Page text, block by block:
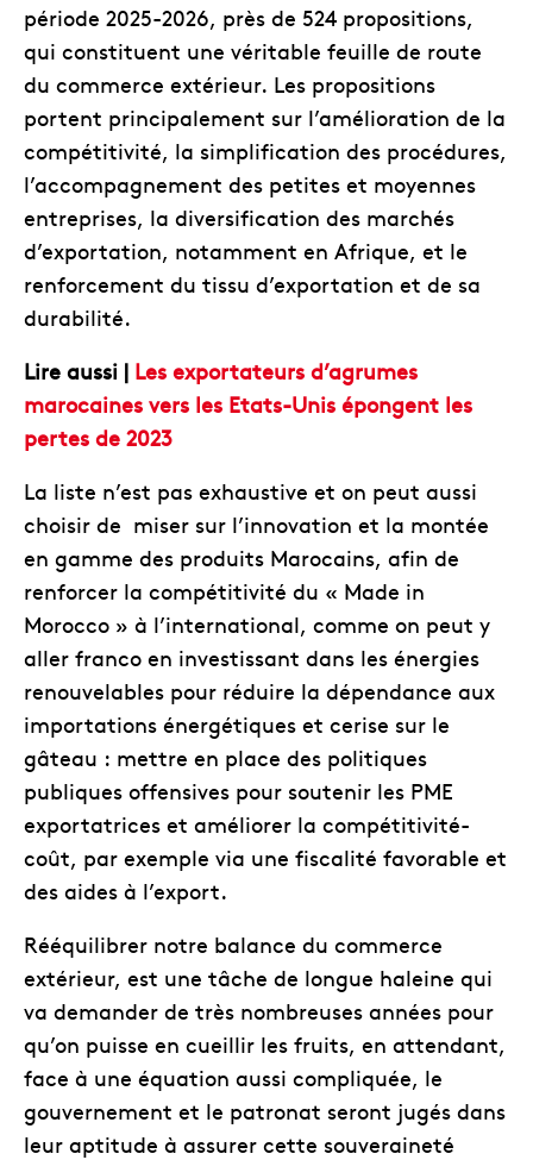
période 2025-2026, près de 524 propositions,
qui constituent une véritable feuille de route
du commerce extérieur. Les propositions
portent principalement sur l’amélioration de la
compétitivité, la simplification des procédures,
l’accompagnement des petites et moyennes
entreprises, la diversification des marchés
d’exportation, notamment en Afrique, et le
renforcement du tissu d’exportation et de sa
durabilité.
Lire aussi | Les exportateurs d’agrumes
marocaines vers les Etats-Unis épongent les
pertes de 2023
La liste n’est pas exhaustive et on peut aussi
choisir de miser sur l’innovation et la montée
en gamme des produits Marocains, afin de
renforcer la compétitivité du « Made in
Morocco » à l’international, comme on peut y
aller franco en investissant dans les énergies
renouvelables pour réduire la dépendance aux
importations énergétiques et cerise sur le
gâteau : mettre en place des politiques
publiques offensives pour soutenir les PME
exportatrices et améliorer la compétitivité-
coût, par exemple via une fiscalité favorable et
des aides à l’export.
Rééquilibrer notre balance du commerce
extérieur, est une tâche de longue haleine qui
va demander de très nombreuses années pour
qu’on puisse en cueillir les fruits, en attendant,
face à une équation aussi compliquée, le
gouvernement et le patronat seront jugés dans
leur aptitude à assurer cette souveraineté